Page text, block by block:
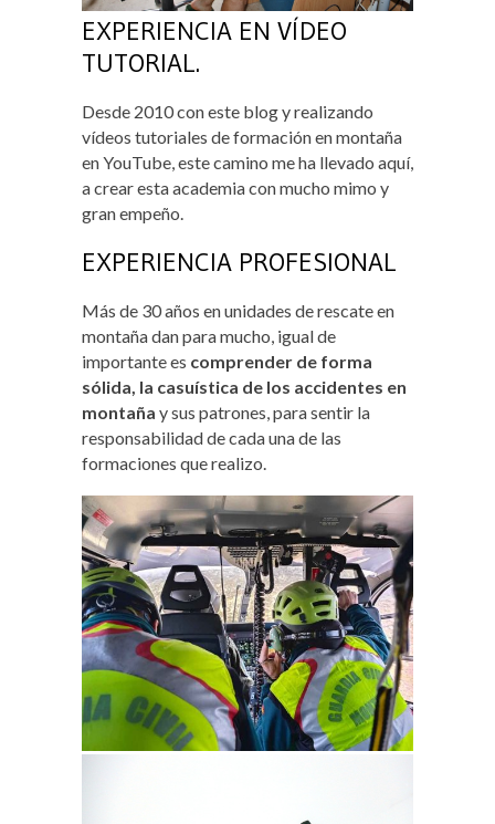
EXPERIENCIA EN VÍDEO
TUTORIAL.
Desde 2010 con este blog y realizando
vídeos tutoriales de formación en montaña
en YouTube, este camino me ha llevado aquí,
a crear esta academia con mucho mimo y
gran empeño.
EXPERIENCIA PROFESIONAL
Más de 30 años en unidades de rescate en
montaña dan para mucho, igual de
importante es comprender de forma
sólida, la casuística de los accidentes en
montaña y sus patrones, para sentir la
responsabilidad de cada una de las
formaciones que realizo.